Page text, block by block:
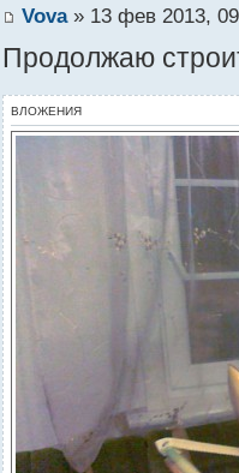
Vova» 13 фев 2013,
Продолжаю
ВЛОЖЕНИЯ